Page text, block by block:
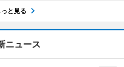
っと見る
ニュース